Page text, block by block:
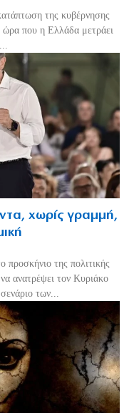
της κυβέρνησης
ώρα που η Ελλάδα μετράει
χωρίς γραμμή,
της πολιτικής
ανατρέψει τον Κυριάκο
των...